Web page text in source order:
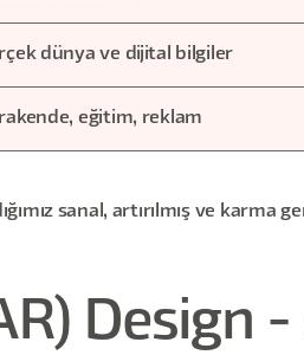
dünya ve dijital bilgiler
eğitim, reklam
sanal, artırılmış ve karma
Design -